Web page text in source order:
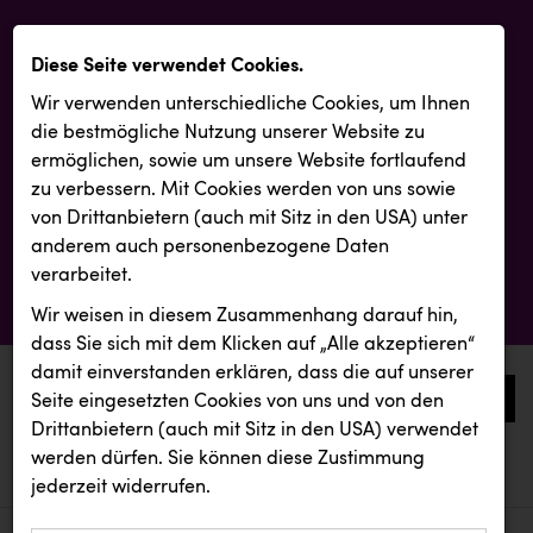
0
aktuelle aussendungen
aktuelle aussendungen
Diese Seite verwendet Cookies.
Wir verwenden unterschiedliche Cookies, um Ihnen
die best­mögliche Nutzung unserer Website zu
ermöglichen, sowie um unsere Website fortlaufend
zu verbessern. Mit Cookies werden von uns sowie
von Drittanbietern (auch mit Sitz in den USA) unter
anderem auch personenbezogene Daten
verarbeitet.
Wir weisen in diesem Zusammenhang darauf hin,
dass Sie sich mit dem Klicken auf „Alle akzeptieren“
damit ein­ver­standen erklären, dass die auf unserer
Seite eingesetzten Cookies von uns und von den
Drittanbietern (auch mit Sitz in den USA) verwendet
werden dürfen. Sie können diese Zustimmung
jederzeit widerrufen.